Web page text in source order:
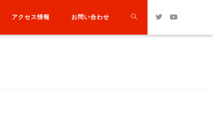
アクセス情報 お問い合わせ